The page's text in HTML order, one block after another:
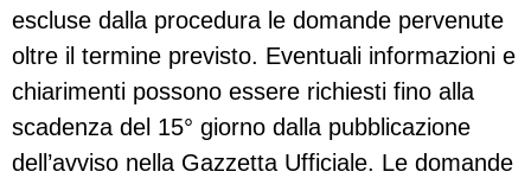
escluse dalla procedura le domande pervenute
oltre il termine previsto. Eventuali informazioni e
chiarimenti possono essere richiesti fino alla
scadenza del 15° giorno dalla pubblicazione
dell’avviso nella Gazzetta Ufficiale. Le domande